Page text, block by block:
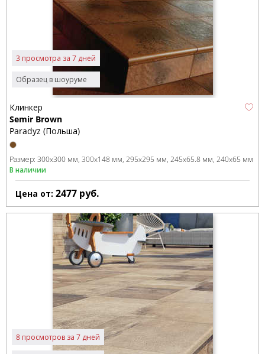
Образец в шоуруме
3 просмотра за 7 дней
Клинкер
Semir Brown
Paradyz (Польша)
Размер: 300x300 мм 300x148 мм 295x295 мм 245x65.8 мм 240x65 мм
В наличии
Цена от: 2477 руб.
8 просмотров за 7 дней